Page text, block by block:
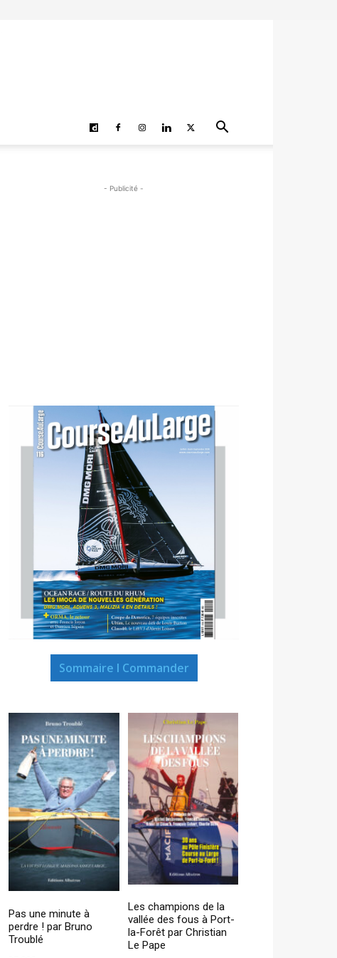
- Publicité -
Sommaire I Commander
Pas une minute à
perdre ! par Bruno
Troublé
Les champions de la
vallée des fous à Port-
la-Forêt par Christian
Le Pape